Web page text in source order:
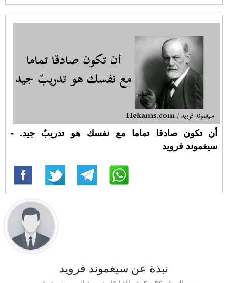
أن تكون صادقا تماما مع نفسك هو تدريبٌ جيد. -
سيغموند فرويد
نبذة عن سيغموند فرويد